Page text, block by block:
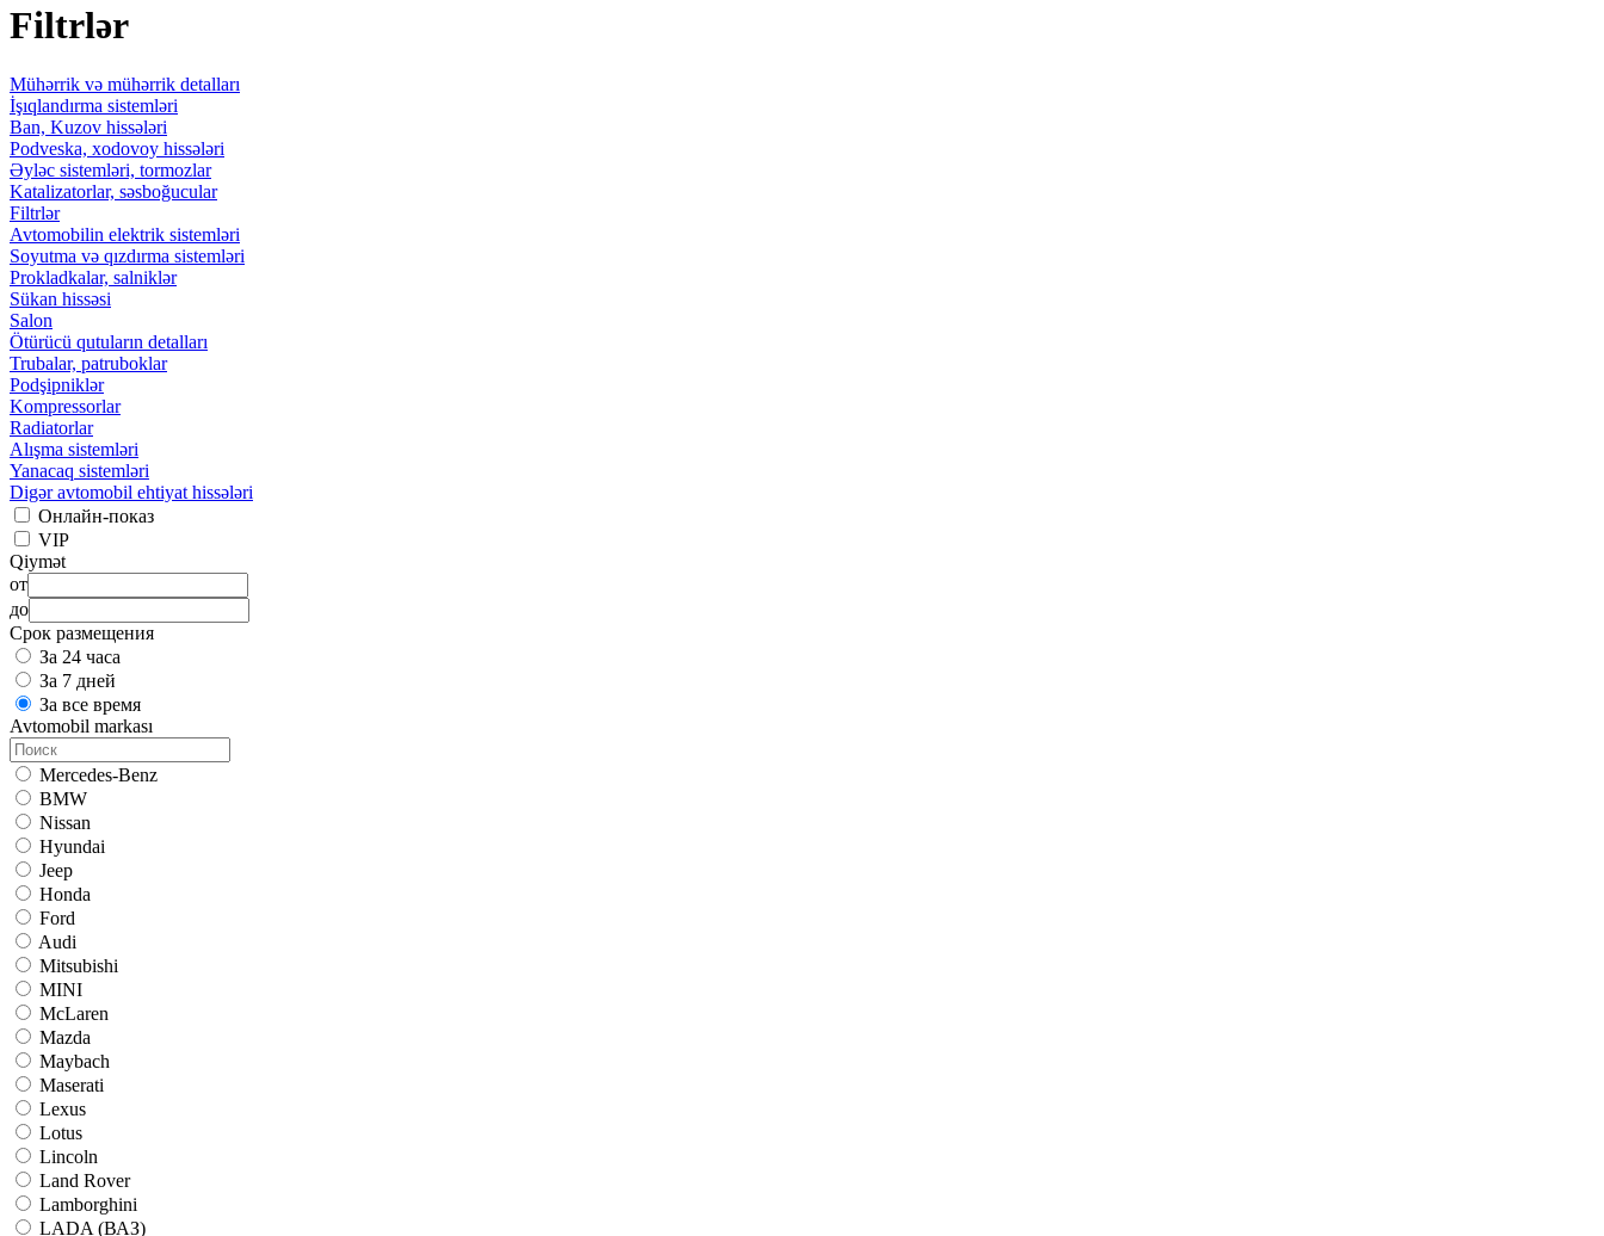
Filtrlər
Mühərrik və mühərrik detalları
İşıqlandırma sistemləri
Ban, Kuzov hissələri
Podveska, xodovoy hissələri
Əyləc sistemləri, tormozlar
Katalizatorlar, səsboğucular
Filtrlər
Avtomobilin elektrik sistemləri
Soyutma və qızdırma sistemləri
Prokladkalar, salniklər
Sükan hissəsi
Salon
Ötürücü qutuların detalları
Trubalar, patruboklar
Podşipniklər
Kompressorlar
Radiatorlar
Alışma sistemləri
Yanacaq sistemləri
Digər avtomobil ehtiyat hissələri
Онлайн-показ
VIP
Qiymət
от
до
Срок размещения
За 24 часа
За 7 дней
За все время
Avtomobil markası
Mercedes-Benz
BMW
Nissan
Hyundai
Jeep
Honda
Ford
Audi
Mitsubishi
MINI
McLaren
Mazda
Maybach
Maserati
Lexus
Lotus
Lincoln
Land Rover
Lamborghini
LADA (ВАЗ)